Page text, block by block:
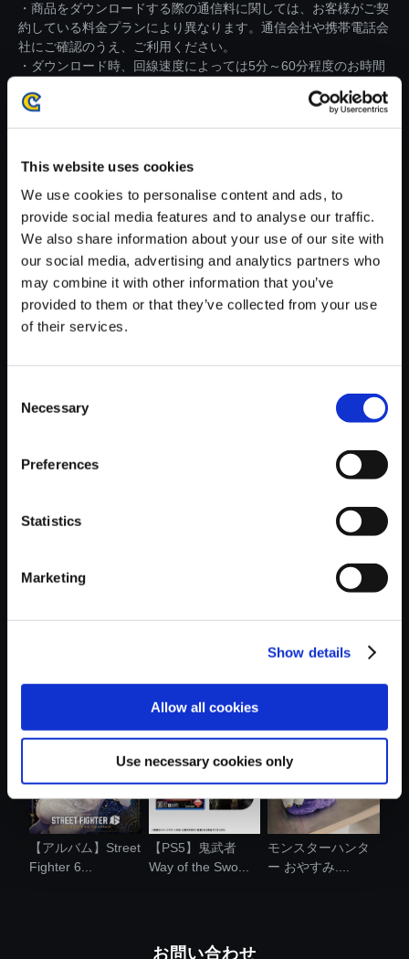
This website uses cookies
We use cookies to personalise content and ads, to
provide social media features and to analyse our traffic.
We also share information about your use of our site with
our social media, advertising and analytics partners who
may combine it with other information that you’ve
provided to them or that they’ve collected from your use
of their services.
Selection
Necessary
Preferences
Statistics
Marketing
Show details
Allow all cookies
Use necessary cookies only
・商品をダウンロードする際の通信料に関しては、お客様がご契
約している料金プランにより異なります。通信会社や携帯電話会
社にご確認のうえ、ご利用ください。
・ダウンロード時、回線速度によっては5分～60分程度のお時間
※ご購入いただいたファイルのダウンロードの際には、通信環境
【単曲】ヴァンパイア サウンド
BOX REVENGER'S ROOST
150円
おすすめ商品
アッシュク....
ーワイルズ ....
アビルダー ...
【アルバム】Street
Fighter 6...
【PS5】鬼武者
Way of the Swo...
モンスターハンタ
ー おやすみ....
お問い合わせ